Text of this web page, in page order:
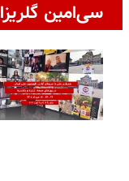
سی‌امین